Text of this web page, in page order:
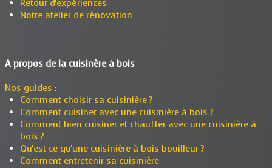
Retour d'expériences
Notre atelier de rénovation
A propos de la cuisinère à bois
Nos guides :
Comment choisir sa cuisinière ?
Comment cuisiner avec une cuisinière à bois ?
Comment bien cuisiner et chauffer avec une cuisinière à
bois ?
Qu'est ce qu'une cuisinière à bois bouilleur ?
Comment entretenir sa cuisinière